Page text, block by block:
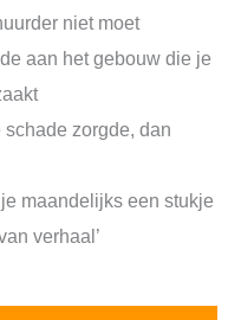
niet moet
aan het gebouw die je
schade zorgde, dan
maandelijks een stukje
verhaal’